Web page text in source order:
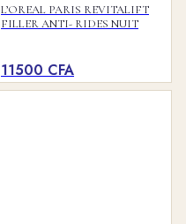
L’OREAL PARIS REVITALIFT
FILLER ANTI- RIDES NUIT
11500 CFA